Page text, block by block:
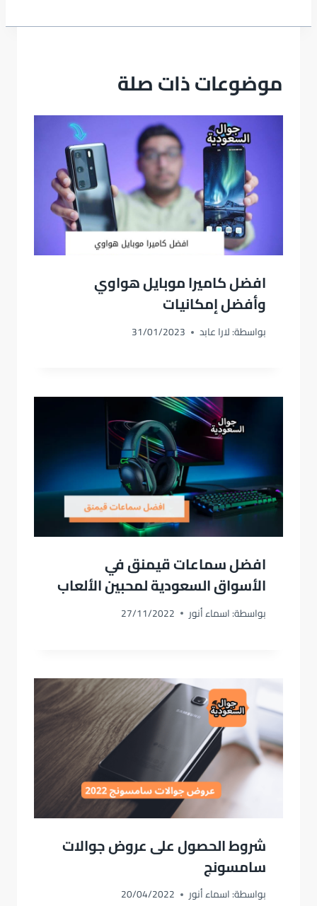
موضوعات ذات صلة
افضل كاميرا موبايل هواوي
وأفضل إمكانيات
بواسطة:لارا عابد 31/01/2023
افضل سماعات قيمنق في
الأسواق السعودية لمحبين الألعاب
بواسطة:اسماء أنور 27/11/2022
شروط الحصول على عروض جوالات
سامسونج
بواسطة:اسماء أنور 20/04/2022